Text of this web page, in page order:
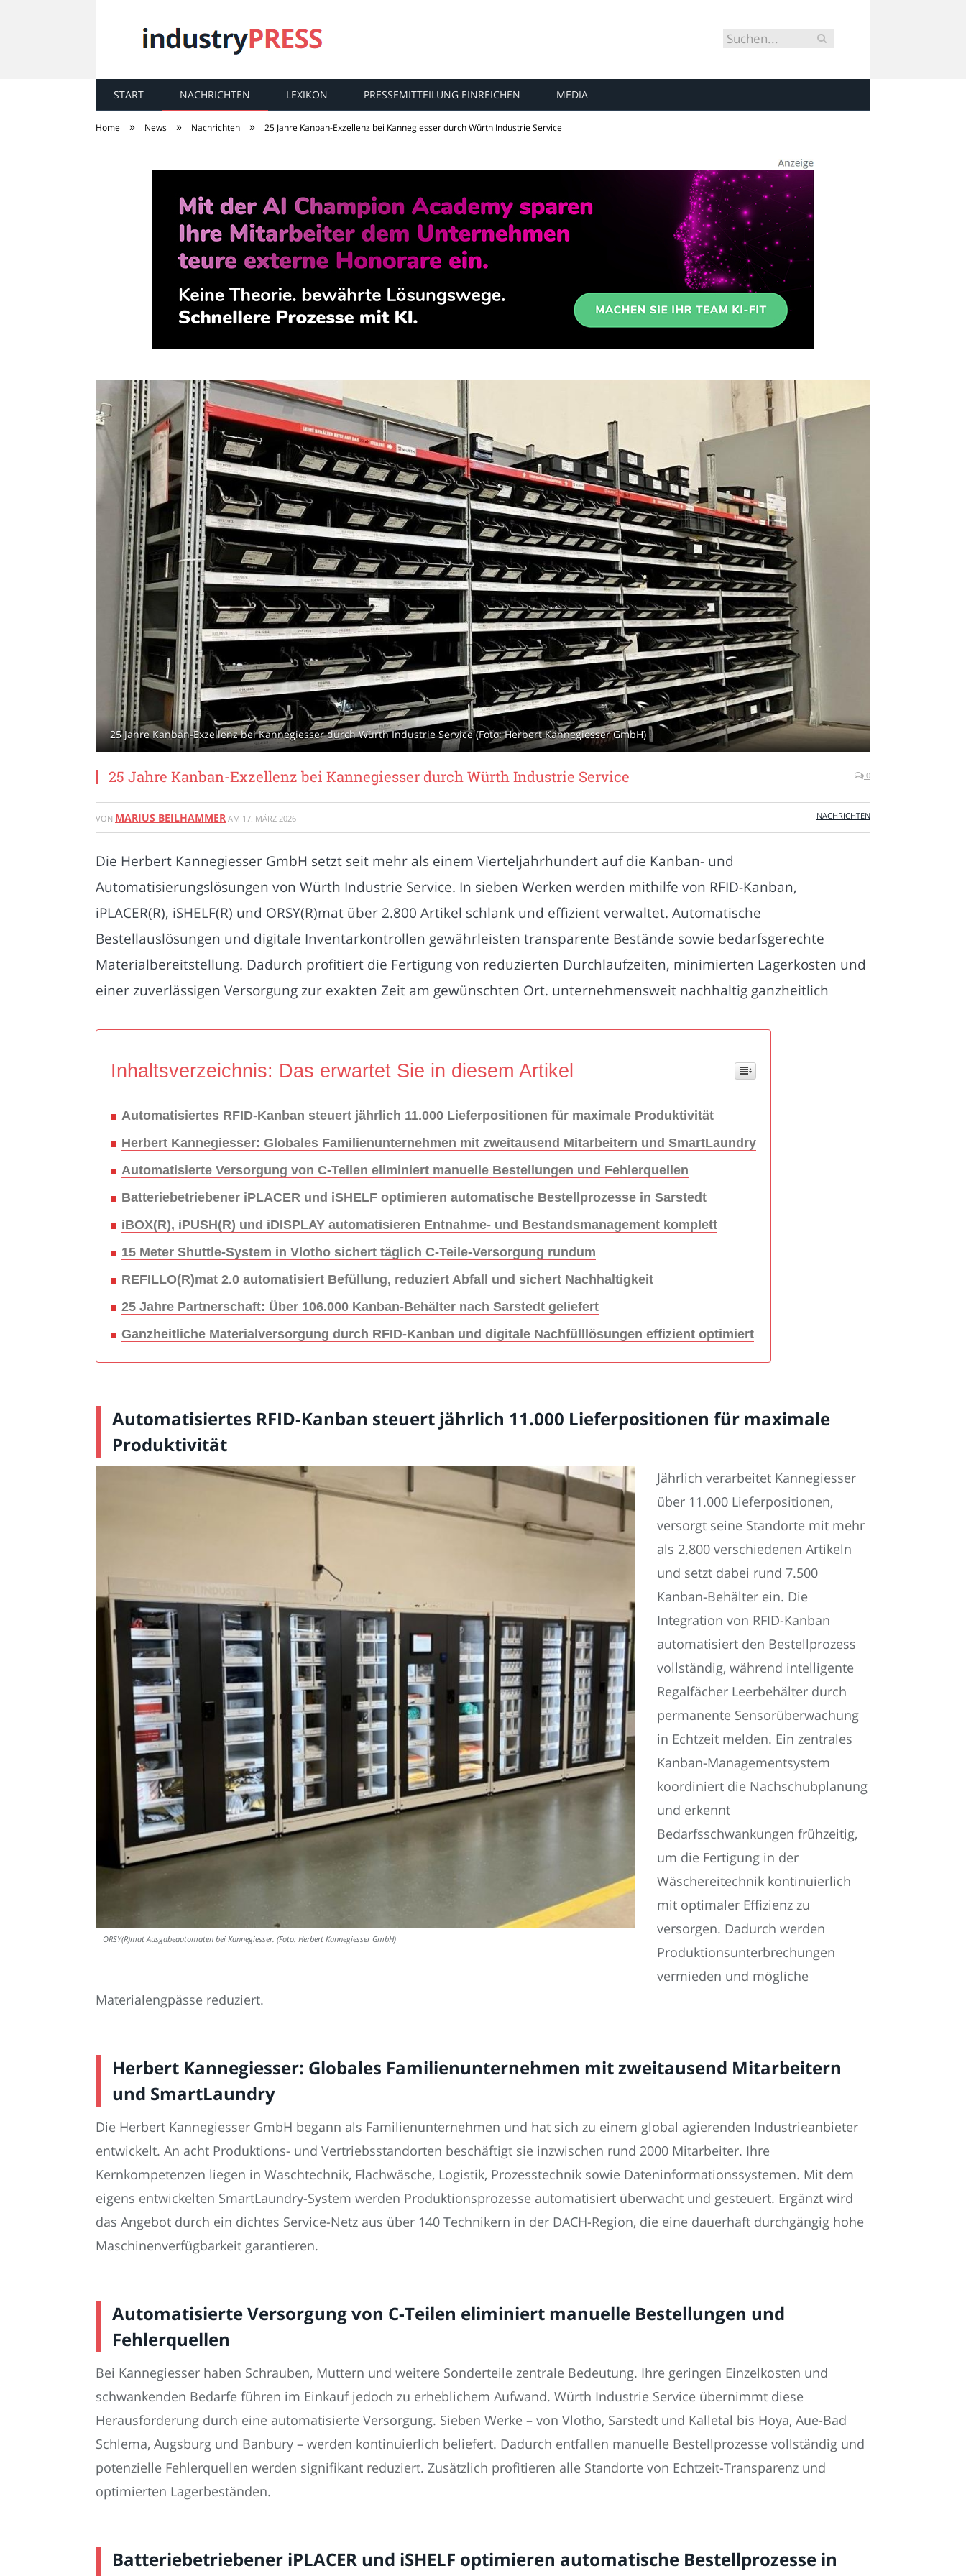
industryPRESS
START NACHRICHTEN LEXIKON PRESSEMITTEILUNG EINREICHEN MEDIA
Home » News » Nachrichten » 25 Jahre Kanban-Exzellenz bei Kannegiesser durch Würth Industrie Service
25 Jahre Kanban-Exzellenz bei Kannegiesser durch Würth Industrie Service (Foto: Herbert Kannegiesser GmbH)
25 Jahre Kanban-Exzellenz bei Kannegiesser durch Würth Industrie Service 0
VON MARIUS BEILHAMMER AM 17. MÄRZ 2026 NACHRICHTEN
Die Herbert Kannegiesser GmbH setzt seit mehr als einem Vierteljahrhundert auf die Kanban- und
Automatisierungslösungen von Würth Industrie Service. In sieben Werken werden mithilfe von RFID-Kanban,
iPLACER(R), iSHELF(R) und ORSY(R)mat über 2.800 Artikel schlank und effizient verwaltet. Automatische
Bestellauslösungen und digitale Inventarkontrollen gewährleisten transparente Bestände sowie bedarfsgerechte
Materialbereitstellung. Dadurch profitiert die Fertigung von reduzierten Durchlaufzeiten, minimierten Lagerkosten und
einer zuverlässigen Versorgung zur exakten Zeit am gewünschten Ort. unternehmensweit nachhaltig ganzheitlich
Inhaltsverzeichnis: Das erwartet Sie in diesem Artikel
Automatisiertes RFID-Kanban steuert jährlich 11.000 Lieferpositionen für maximale Produktivität
Herbert Kannegiesser: Globales Familienunternehmen mit zweitausend Mitarbeitern und SmartLaundry
Automatisierte Versorgung von C-Teilen eliminiert manuelle Bestellungen und Fehlerquellen
Batteriebetriebener iPLACER und iSHELF optimieren automatische Bestellprozesse in Sarstedt
iBOX(R), iPUSH(R) und iDISPLAY automatisieren Entnahme- und Bestandsmanagement komplett
15 Meter Shuttle-System in Vlotho sichert täglich C-Teile-Versorgung rundum
REFILLO(R)mat 2.0 automatisiert Befüllung, reduziert Abfall und sichert Nachhaltigkeit
25 Jahre Partnerschaft: Über 106.000 Kanban-Behälter nach Sarstedt geliefert
Ganzheitliche Materialversorgung durch RFID-Kanban und digitale Nachfülllösungen effizient optimiert
Automatisiertes RFID-Kanban steuert jährlich 11.000 Lieferpositionen für maximale
Produktivität
ORSY(R)mat Ausgabeautomaten bei Kannegiesser. (Foto: Herbert Kannegiesser GmbH)
Jährlich verarbeitet Kannegiesser
über 11.000 Lieferpositionen,
versorgt seine Standorte mit mehr
als 2.800 verschiedenen Artikeln
und setzt dabei rund 7.500
Kanban-Behälter ein. Die
Integration von RFID-Kanban
automatisiert den Bestellprozess
vollständig, während intelligente
Regalfächer Leerbehälter durch
permanente Sensorüberwachung
in Echtzeit melden. Ein zentrales
Kanban-Managementsystem
koordiniert die Nachschubplanung
und erkennt
Bedarfsschwankungen frühzeitig,
um die Fertigung in der
Wäschereitechnik kontinuierlich
mit optimaler Effizienz zu
versorgen. Dadurch werden
Produktionsunterbrechungen
vermieden und mögliche
Materialengpässe reduziert.
Herbert Kannegiesser: Globales Familienunternehmen mit zweitausend Mitarbeitern
und SmartLaundry
Die Herbert Kannegiesser GmbH begann als Familienunternehmen und hat sich zu einem global agierenden Industrieanbieter
entwickelt. An acht Produktions- und Vertriebsstandorten beschäftigt sie inzwischen rund 2000 Mitarbeiter. Ihre
Kernkompetenzen liegen in Waschtechnik, Flachwäsche, Logistik, Prozesstechnik sowie Dateninformationssystemen. Mit dem
eigens entwickelten SmartLaundry-System werden Produktionsprozesse automatisiert überwacht und gesteuert. Ergänzt wird
das Angebot durch ein dichtes Service-Netz aus über 140 Technikern in der DACH-Region, die eine dauerhaft durchgängig hohe
Maschinenverfügbarkeit garantieren.
Automatisierte Versorgung von C-Teilen eliminiert manuelle Bestellungen und
Fehlerquellen
Bei Kannegiesser haben Schrauben, Muttern und weitere Sonderteile zentrale Bedeutung. Ihre geringen Einzelkosten und
schwankenden Bedarfe führen im Einkauf jedoch zu erheblichem Aufwand. Würth Industrie Service übernimmt diese
Herausforderung durch eine automatisierte Versorgung. Sieben Werke – von Vlotho, Sarstedt und Kalletal bis Hoya, Aue-Bad
Schlema, Augsburg und Banbury – werden kontinuierlich beliefert. Dadurch entfallen manuelle Bestellprozesse vollständig und
potenzielle Fehlerquellen werden signifikant reduziert. Zusätzlich profitieren alle Standorte von Echtzeit-Transparenz und
optimierten Lagerbeständen.
Batteriebetriebener iPLACER und iSHELF optimieren automatische Bestellprozesse in